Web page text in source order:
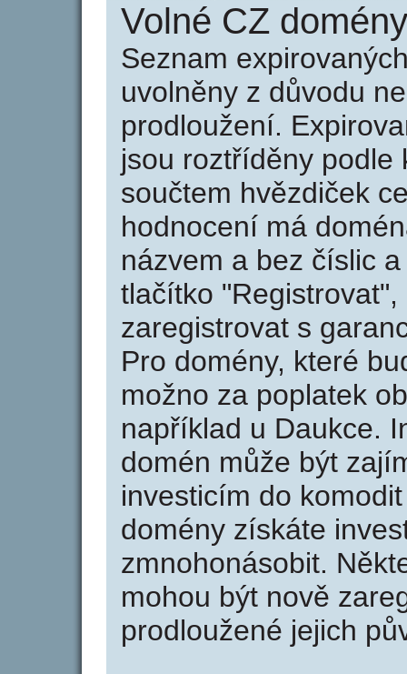
Volné CZ
Seznam
uvolněny z důvodu
prodloužení.
jsou roztříděny podle
součtem hvězdiček
hodnocení má
názvem a bez číslic
tlačítko
zaregistrovat s
Pro domény, které
možno za poplatek
například u Daukce.
domén může být
investicím do
domény získáte
zmnohonásobit.
mohou být nově
prodloužené jejich